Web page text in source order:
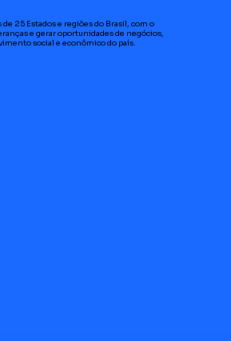
25 Estados e regiões do Brasil, com o
e gerar oportunidades de negócios,
social e econômico do país.